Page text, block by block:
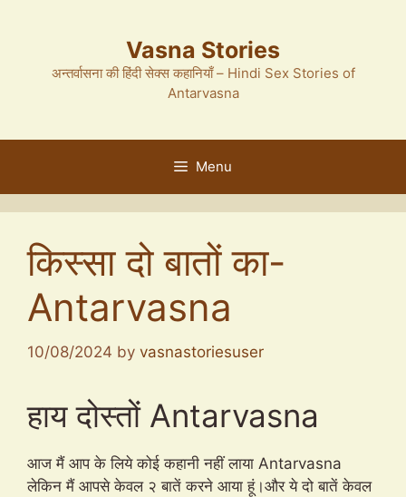
Vasna Stories
अन्तर्वासना की हिंदी सेक्स कहानियाँ – Hindi Sex Stories of
Antarvasna
Menu
किस्सा दो बातों का-
Antarvasna
10/08/2024 by vasnastoriesuser
हाय दोस्तों Antarvasna
आज मैं आप के लिये कोई कहानी नहीं लाया Antarvasna
लेकिन मैं आपसे केवल २ बातें करने आया हूं।और ये दो बातें केवल